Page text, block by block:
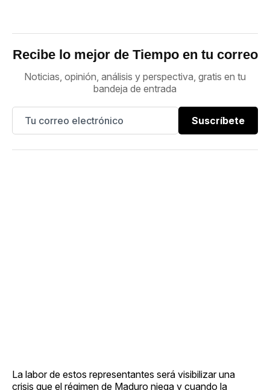
Recibe lo mejor de Tiempo en tu correo
Noticias, opinión, análisis y perspectiva, gratis en tu
bandeja de entrada
Suscríbete
La labor de estos representantes será visibilizar una
crisis que el régimen de Maduro niega y cuando la